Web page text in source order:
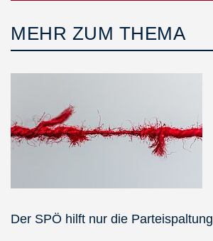
MEHR ZUM THEMA
Der SPÖ hilft nur die Parteispaltung